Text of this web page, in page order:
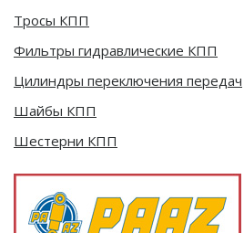
Тросы КПП
Фильтры гидравлические КПП
Цилиндры переключения передач
Шайбы КПП
Шестерни КПП